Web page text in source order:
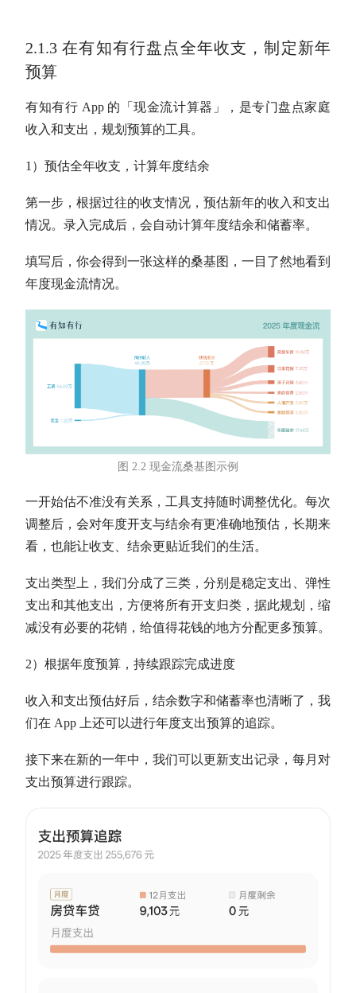
2.1.3 在有知有行盘点全年收支，制定新年
预算
有知有行 App 的「现金流计算器」，是专门盘点家庭
收入和支出，规划预算的工具。
1）预估全年收支，计算年度结余
第一步，根据过往的收支情况，预估新年的收入和支出
情况。录入完成后，会自动计算年度结余和储蓄率。
填写后，你会得到一张这样的桑基图，一目了然地看到
年度现金流情况。
图 2.2 现金流桑基图示例
一开始估不准没有关系，工具支持随时调整优化。每次
调整后，会对年度开支与结余有更准确地预估，长期来
看，也能让收支、结余更贴近我们的生活。
支出类型上，我们分成了三类，分别是稳定支出、弹性
支出和其他支出，方便将所有开支归类，据此规划，缩
减没有必要的花销，给值得花钱的地方分配更多预算。
2）根据年度预算，持续跟踪完成进度
收入和支出预估好后，结余数字和储蓄率也清晰了，我
们在 App 上还可以进行年度支出预算的追踪。
接下来在新的一年中，我们可以更新支出记录，每月对
支出预算进行跟踪。